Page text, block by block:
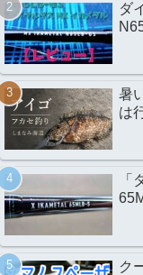
ダ
暑
は
「
ク